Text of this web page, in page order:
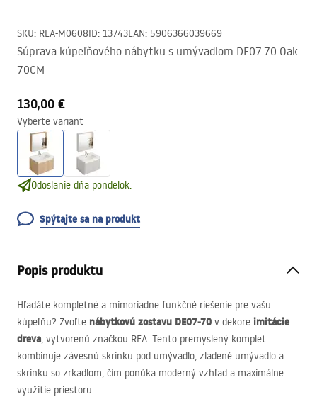
SKU: REA-M0608ID: 13743EAN: 5906366039669
Súprava kúpeľňového nábytku s umývadlom DE07-70 Oak
70CM
130,00 €
Vyberte variant
Odoslanie dňa pondelok.
Spýtajte sa na produkt
Popis produktu
Hľadáte kompletné a mimoriadne funkčné riešenie pre vašu
kúpeľňu? Zvoľte nábytkovú zostavu DE07-70 v dekore imitácie
dreva, vytvorenú značkou REA. Tento premyslený komplet
kombinuje závesnú skrinku pod umývadlo, zladené umývadlo a
skrinku so zrkadlom, čím ponúka moderný vzhľad a maximálne
využitie priestoru.